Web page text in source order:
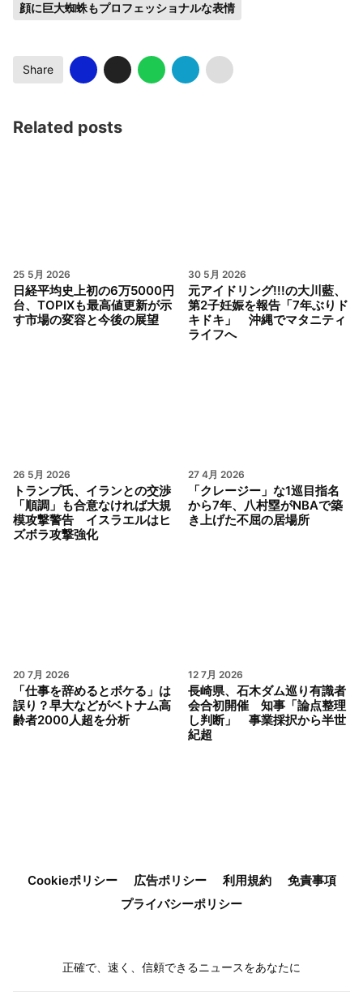
顔に巨大蜘蛛もプロフェッショナルな表情
Share
Related posts
25 5月 2026
日経平均史上初の6万5000円
台、TOPIXも最高値更新が示
す市場の変容と今後の展望
30 5月 2026
元アイドリング!!!の大川藍、
第2子妊娠を報告「7年ぶりド
キドキ」 沖縄でマタニティ
ライフへ
26 5月 2026
トランプ氏、イランとの交渉
「順調」も合意なければ大規
模攻撃警告 イスラエルはヒ
ズボラ攻撃強化
27 4月 2026
「クレージー」な1巡目指名
から7年、八村塁がNBAで築
き上げた不屈の居場所
20 7月 2026
「仕事を辞めるとボケる」は
誤り？早大などがベトナム高
齢者2000人超を分析
12 7月 2026
長崎県、石木ダム巡り有識者
会合初開催 知事「論点整理
し判断」 事業採択から半世
紀超
Cookieポリシー 広告ポリシー 利用規約
免責事項
プライバシーポリシー
正確で、速く、信頼できるニュースをあなたに